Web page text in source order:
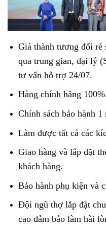
Giá thành tương đối
qua trung gian, đại lý
tư vấn hỗ trợ 24/07.
Hàng chính hãng
Chính sách bảo hành 1
Làm được tất cả các
Giao hàng và lắp đặt
khách hàng.
Bảo hành phụ kiện và
Đội ngũ thợ lắp đặt
cao đảm bảo làm hài